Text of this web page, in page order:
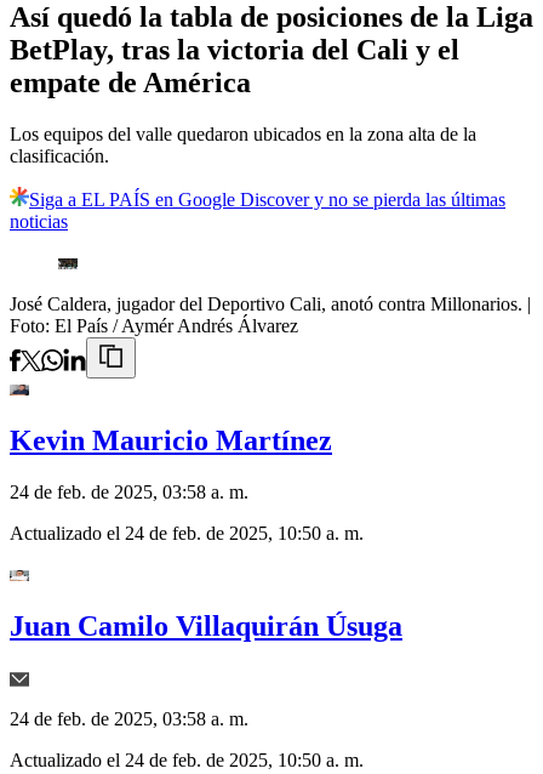
Así quedó la tabla de posiciones de la Liga
BetPlay, tras la victoria del Cali y el
empate de América
Los equipos del valle quedaron ubicados en la zona alta de la
clasificación.
Siga a EL PAÍS en Google Discover y no se pierda las últimas
noticias
José Caldera, jugador del Deportivo Cali, anotó contra Millonarios. |
Foto: El País / Aymér Andrés Álvarez
Kevin Mauricio Martínez
24 de feb. de 2025, 03:58 a. m.
Actualizado el 24 de feb. de 2025, 10:50 a. m.
Juan Camilo Villaquirán Úsuga
24 de feb. de 2025, 03:58 a. m.
Actualizado el 24 de feb. de 2025, 10:50 a. m.